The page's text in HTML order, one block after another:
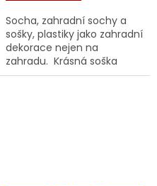
Socha, zahradní sochy a
sošky, plastiky jako zahradní
dekorace nejen na
zahradu. Krásná soška
Anděl na kouli II Prémiová